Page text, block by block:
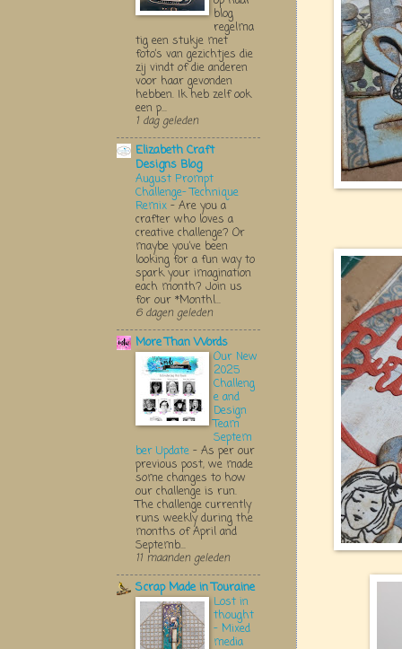
blog
regelma
tig een stukje met
foto’s van gezichtjes die
zij vindt of die anderen
voor haar gevonden
hebben. Ik heb zelf ook
een p...
1 dag geleden
Elizabeth Craft
Designs Blog
August Prompt
Challenge- Technique
Remix - Are you a
crafter who loves a
creative challenge? Or
maybe you’ve been
looking for a fun way to
spark your imagination
each month? Join us
for our *Monthl...
6 dagen geleden
More Than Words
Our New
2025
Challeng
e and
Design
Team
Septem
ber Update - As per our
previous post, we made
some changes to how
our challenge is run.
The challenge currently
runs weekly during the
months of April and
Septemb...
11 maanden geleden
Scrap Made in Touraine
Lost in
thought
- Mixed
media